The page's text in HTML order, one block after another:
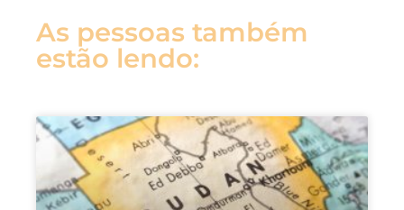
As pessoas também
estão lendo: